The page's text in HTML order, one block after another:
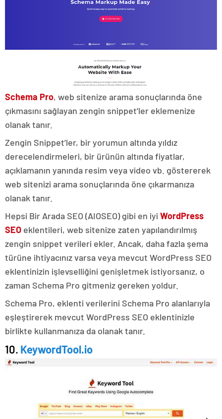
Schema Pro, web sitenize arama sonuçlarında öne
çıkmasını sağlayan zengin snippet’ler eklemenize
olanak tanır.
Zengin Snippet’ler, bir yorumun altında yıldız
derecelendirmeleri, bir ürünün altında fiyatlar,
açıklamanın yanında resim veya video vb. göstererek
web sitenizi arama sonuçlarında öne çıkarmanıza
olanak tanır.
Hepsi Bir Arada SEO (AIOSEO) gibi en iyi WordPress
SEO eklentileri, web sitenize zaten yapılandırılmış
zengin snippet verileri ekler. Ancak, daha fazla şema
türüne ihtiyacınız varsa veya mevcut WordPress SEO
eklentinizin işlevselliğini genişletmek istiyorsanız, o
zaman Schema Pro gitmeniz gereken yoldur.
Schema Pro, eklenti verilerini Schema Pro alanlarıyla
eşleştirerek mevcut WordPress SEO eklentinizle
birlikte kullanmanıza da olanak tanır.
10. KeywordTool.io